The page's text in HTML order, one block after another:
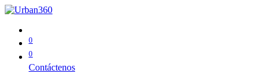
0
0
Contáctenos